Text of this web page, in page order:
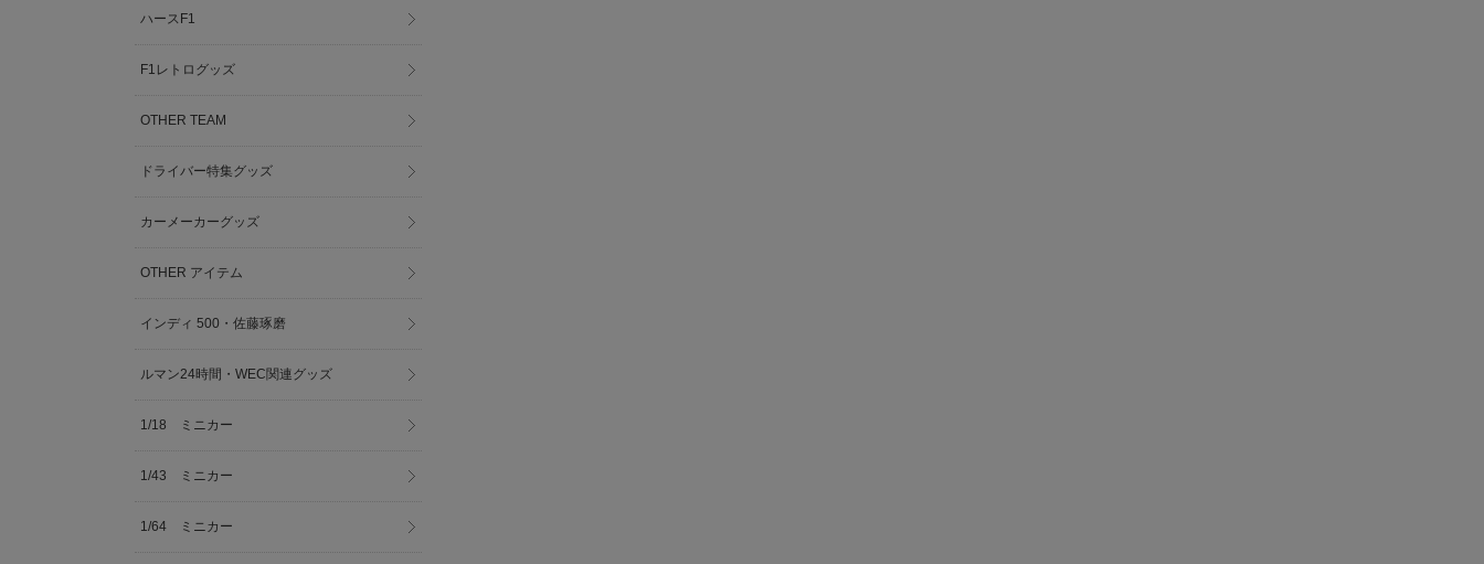
ハースF1
F1レトログッズ
OTHER TEAM
ドライバー特集グッズ
カーメーカーグッズ
OTHER アイテム
インディ 500・佐藤琢磨
ルマン24時間・WEC関連グッズ
1/18 ミニカー
1/43 ミニカー
1/64 ミニカー